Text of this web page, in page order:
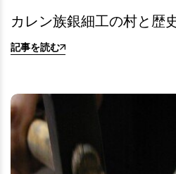
カレン族銀細工の村と歴
記事を読む